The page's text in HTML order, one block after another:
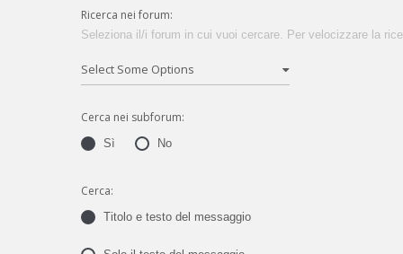
Ricerca nei forum:
Seleziona il/i forum in cui vuoi cercare. Per velocizzare la
Cerca nei subforum:
Sì No
Cerca:
Titolo e testo del messaggio